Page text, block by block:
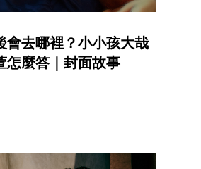
會去哪裡？小小孩大哉
怎麼答｜封面故事